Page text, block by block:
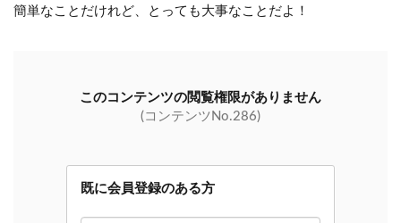
簡単なことだけれど、とっても大事なことだよ！